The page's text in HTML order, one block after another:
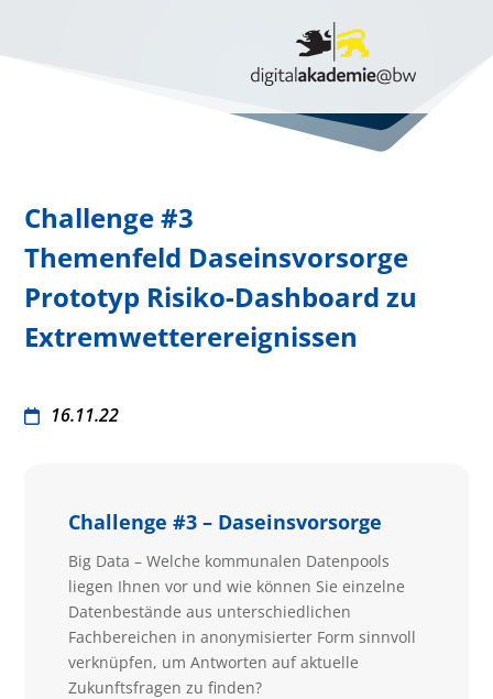
Challenge #3
Themenfeld Daseinsvorsorge
Prototyp Risiko-Dashboard zu
Extremwetterereignissen
16.11.22
Challenge #3 – Daseinsvorsorge
Big Data – Welche kommunalen Datenpools
liegen Ihnen vor und wie können Sie einzelne
Datenbestände aus unterschiedlichen
Fachbereichen in anonymisierter Form sinnvoll
verknüpfen, um Antworten auf aktuelle
Zukunftsfragen zu finden?